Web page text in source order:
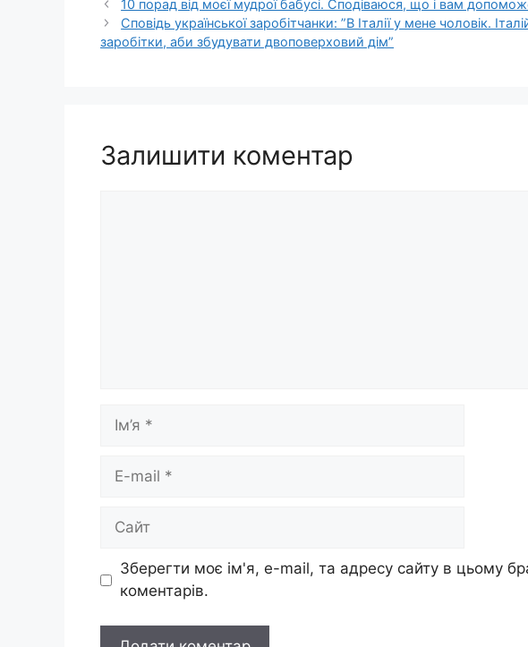
10 порад від моєї мудрої бабусі. Сподіваюся, що і вам
Сповідь української заробітчанки: ”В Італії у мене чоловік.
заробітки, аби збудувати двоповерховий дім”
Залишити коментар
Ім’я
Сайт
Зберегти моє ім'я, e-mail, та адресу сайту в цьому
коментарів.